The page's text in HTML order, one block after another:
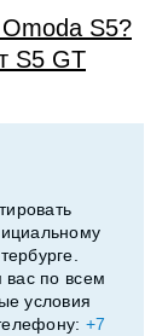
S5?
S5 GT
вас по всем
условия
+7